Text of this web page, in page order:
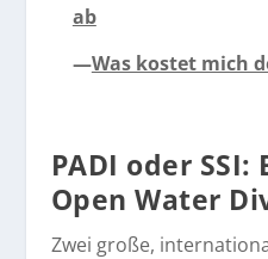
ab
—Was kostet mich
PADI oder
Open Water
Zwei große,